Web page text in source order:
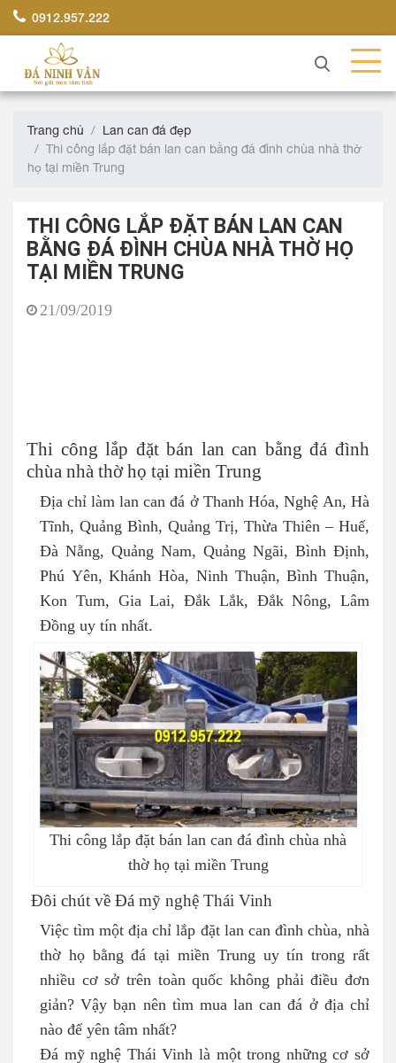
0912.957.222
Trang chủ
Lan can đá đẹp
Thi công lắp đặt bán lan can bằng đá đình chùa nhà thờ
họ tại miền Trung
THI CÔNG LẮP ĐẶT BÁN LAN CAN
BẰNG ĐÁ ĐÌNH CHÙA NHÀ THỜ HỌ
TẠI MIỀN TRUNG
21/09/2019
Thi công lắp đặt bán lan can bằng đá đình
chùa nhà thờ họ tại miền Trung
Địa chỉ làm lan can đá ở Thanh Hóa, Nghệ An, Hà
Tĩnh, Quảng Bình, Quảng Trị, Thừa Thiên – Huế,
Đà Nẵng, Quảng Nam, Quảng Ngãi, Bình Định,
Phú Yên, Khánh Hòa, Ninh Thuận, Bình Thuận,
Kon Tum, Gia Lai, Đắk Lắk, Đắk Nông, Lâm
Đồng uy tín nhất.
Thi công lắp đặt bán lan can đá đình chùa nhà
thờ họ tại miền Trung
Đôi chút về Đá mỹ nghệ Thái Vinh
Việc tìm một địa chỉ lắp đặt lan can đình chùa, nhà
thờ họ bằng đá tại miền Trung uy tín trong rất
nhiều cơ sở trên toàn quốc không phải điều đơn
giản? Vậy bạn nên tìm mua lan can đá ở địa chỉ
nào để yên tâm nhất?
Đá mỹ nghệ Thái Vinh là một trong những cơ sở